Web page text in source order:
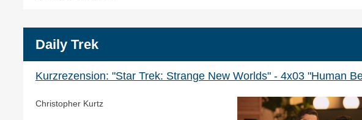
Daily Trek
Kurzrezension: "Star Trek: Strange New Worlds" - 4x03 "Human
Christopher Kurtz